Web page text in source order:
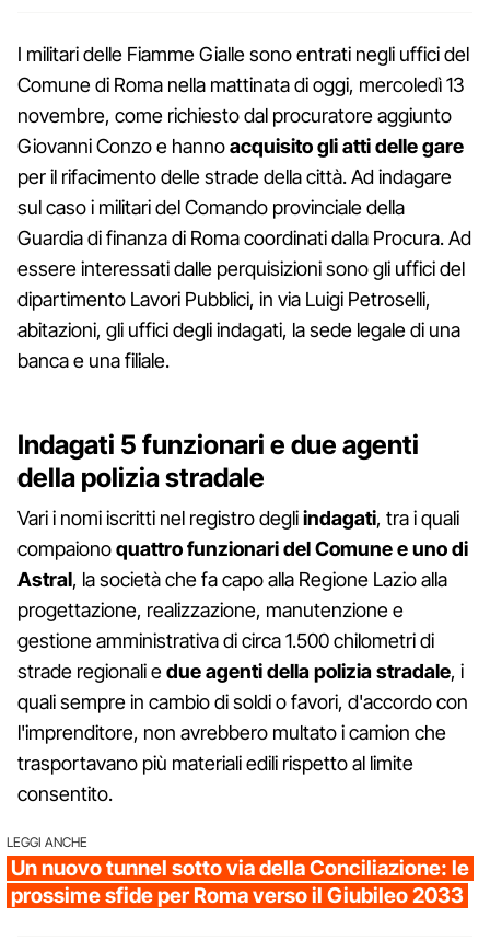
I militari delle Fiamme Gialle sono entrati negli uffici del
Comune di Roma nella mattinata di oggi, mercoledì 13
novembre, come richiesto dal procuratore aggiunto
Giovanni Conzo e hannoacquisito gli atti delle gare
per il rifacimento delle strade della città. Ad indagare
sul caso i militari del Comando provinciale della
Guardia di finanza di Roma coordinati dalla Procura. Ad
essere interessati dalle perquisizioni sono gli uffici del
dipartimento Lavori Pubblici, in via Luigi Petroselli,
abitazioni, gli uffici degli indagati, la sede legale di una
banca e una filiale.
Indagati 5 funzionari e due agenti
della polizia stradale
Vari i nomi iscritti nel registro degliindagati, tra i quali
compaionoquattro funzionari del Comune e uno di
Astral, la società che fa capo alla Regione Lazio alla
progettazione, realizzazione, manutenzione e
gestione amministrativa di circa 1.500 chilometri di
strade regionali edue agenti della polizia stradale, i
quali sempre in cambio di soldi o favori, d'accordo con
l'imprenditore, non avrebbero multato i camion che
trasportavano più materiali edili rispetto al limite
consentito.
LEGGI ANCHE
Un nuovo tunnel sotto via della Conciliazione: le
prossime sfide per Roma verso il Giubileo 2033